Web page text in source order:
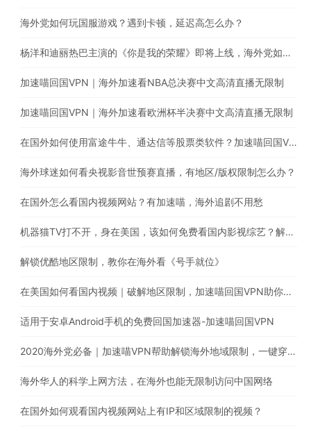
海外党如何玩国服游戏？遇到卡顿，延迟高怎么办？
杨洋和迪丽热巴主演的《你是我的荣耀》即将上线，海外党如何翻墙回国观看腾讯电视剧
加速喵回国VPN｜海外加速看NBA总决赛中文高清直播无限制
加速喵回国VPN｜海外加速看欧洲杯半决赛中文高清直播无限制
在国外如何使用富途牛牛、通达信等股票类软件？加速喵回国VPN助你解锁地区限制
海外球迷如何看央视影音世预赛直播，有地区/版权限制怎么办？
在国外怎么看国内视频网站？有加速喵，海外追剧不用愁
机器猫TV打不开，身在美国，该如何免费看国内影视综艺？解除海外地区限制就靠它！
解锁优酷地区限制，教你在海外看《号手就位》
在美国如何看国内视频｜破解地区限制，加速喵回国VPN助你一键穿梭回国看《长歌行》
适用于安卓Android手机的免费回国加速器-加速喵回国VPN
2020海外党必备｜加速喵VPN帮助解锁海外地域限制，一键穿梭回国，支持Chrome/windows/macOS/iOS/android/TV下载
海外华人的科学上网方法，在海外也能无限制访问中国网络
在国外如何观看国内视频网站上有IP和区域限制的视频？